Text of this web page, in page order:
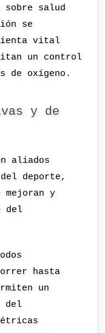
sobre salud
se
vital
un control
de oxígeno.
y de
aliados
deporte,
mejoran y
del
hasta
un
del